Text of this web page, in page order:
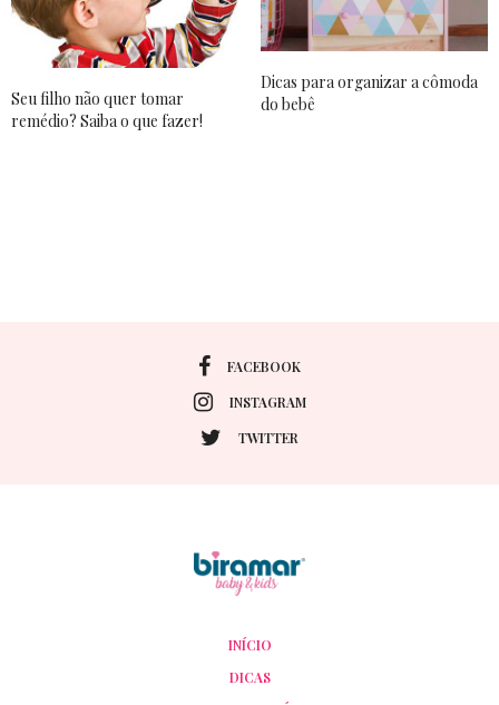
Seu filho não quer tomar
remédio? Saiba o que fazer!
Dicas para organizar a cômoda
do bebê
FACEBOOK
INSTAGRAM
TWITTER
INÍCIO
DICAS